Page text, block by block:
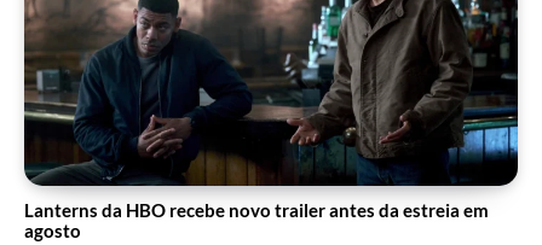
Lanterns da HBO recebe novo trailer antes da estreia em
agosto